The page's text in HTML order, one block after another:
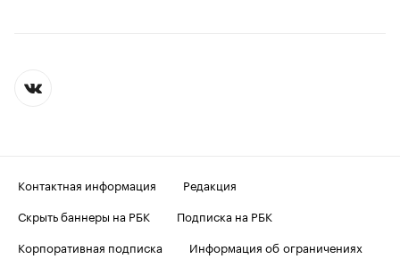
Контактная информация
Редакция
Скрыть баннеры на РБК
Подписка на РБК
Корпоративная подписка
Информация об ограничениях